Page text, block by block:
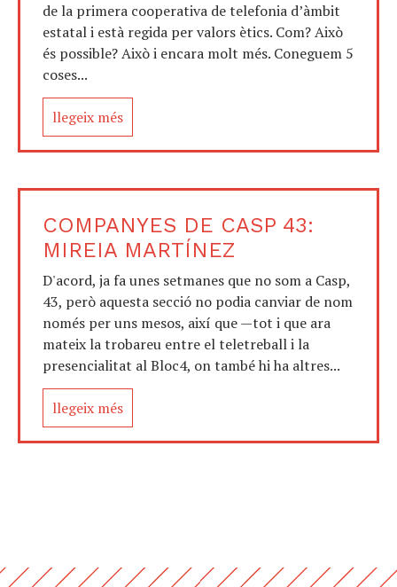
de la primera cooperativa de telefonia d’àmbit
estatal i està regida per valors ètics. Com? Això
és possible? Això i encara molt més. Coneguem 5
coses...
llegeix més
COMPANYES DE CASP 43:
MIREIA MARTÍNEZ
D'acord, ja fa unes setmanes que no som a Casp,
43, però aquesta secció no podia canviar de nom
només per uns mesos, així que —tot i que ara
mateix la trobareu entre el teletreball i la
presencialitat al Bloc4, on també hi ha altres...
llegeix més